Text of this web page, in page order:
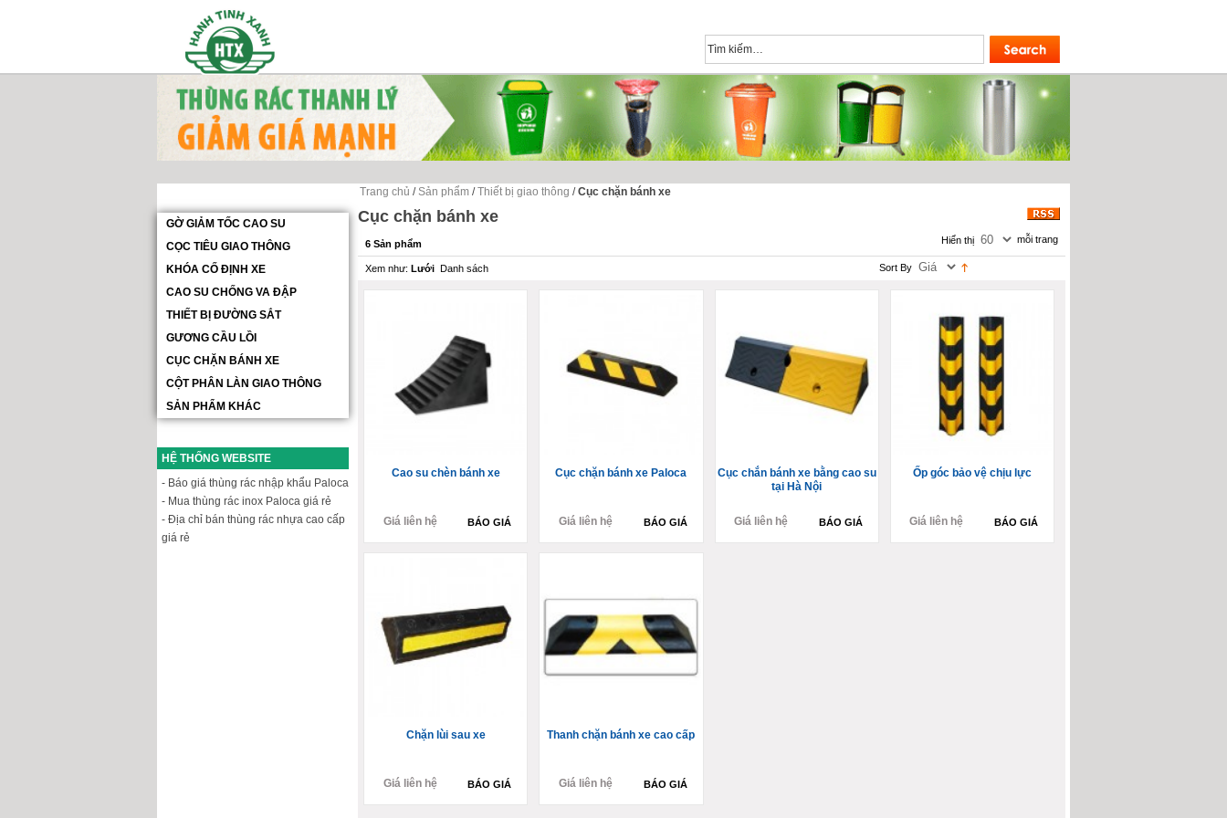
Trang chủ /Sản phẩm /Thiết bị giao thông /Cục chặn bánh xe
Cục chặn bánh xe
6 Sản phẩm Hiển thị mỗi trang
Xem như: Lưới Danh sách Sort By
Cao su chèn bánh xe
Giá liên hệ BÁO GIÁ
Cục chặn bánh xe Paloca
Giá liên hệ BÁO GIÁ
Cục chắn bánh xe bằng cao su
tại Hà Nội
Giá liên hệ BÁO GIÁ
Ốp góc bảo vệ chịu lực
Giá liên hệ BÁO GIÁ
Chặn lùi sau xe
Giá liên hệ BÁO GIÁ
Thanh chặn bánh xe cao cấp
Giá liên hệ BÁO GIÁ
GỜ GIẢM TỐC CAO SU
CỌC TIÊU GIAO THÔNG
KHÓA CỐ ĐỊNH XE
CAO SU CHỐNG VA ĐẬP
THIẾT BỊ ĐƯỜNG SẮT
GƯƠNG CẦU LỒI
CỤC CHẶN BÁNH XE
CỘT PHÂN LÀN GIAO THÔNG
SẢN PHẨM KHÁC
HỆ THỐNG WEBSITE
- Báo giá thùng rác nhập khẩu Paloca
- Mua thùng rác inox Paloca giá rẻ
- Địa chỉ bán thùng rác nhựa cao cấp
giá rẻ